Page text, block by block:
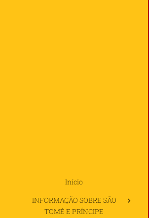
Início
INFORMAÇÃO SOBRE SÃO
TOMÉ E PRÍNCIPE